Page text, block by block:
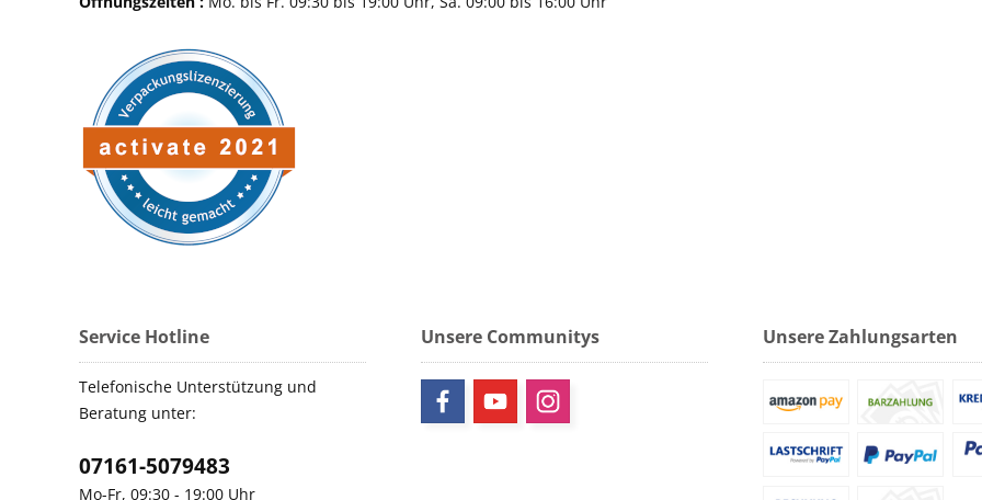
Service Hotline
Telefonische Unterstützung und
Beratung unter:
07161-5079483
Mo-Fr, 09:30 - 19:00 Uhr
Unsere Communitys Unsere Zahlungsarten